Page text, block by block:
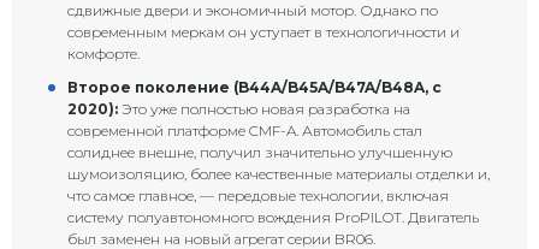
сдвижные двери и экономичный мотор. Однако по
современным меркам он уступает в технологичности и
комфорте.
Второе поколение (B44A/B45A/B47A/B48A, с
2020): Это уже полностью новая разработка на
современной платформе CMF-A. Автомобиль стал
солиднее внешне, получил значительно улучшенную
шумоизоляцию, более качественные материалы отделки и,
что самое главное, — передовые технологии, включая
систему полуавтономного вождения ProPILOT. Двигатель
был заменен на новый агрегат серии BR06.